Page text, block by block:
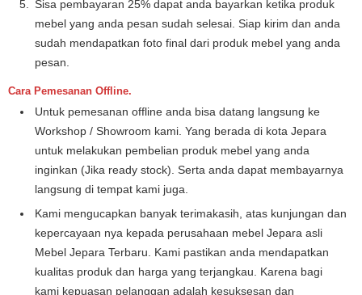
Sisa pembayaran 25% dapat anda bayarkan ketika produk
mebel yang anda pesan sudah selesai. Siap kirim dan anda
sudah mendapatkan foto final dari produk mebel yang anda
pesan.
Cara Pemesanan Offline.
Untuk pemesanan offline anda bisa datang langsung ke
Workshop / Showroom kami. Yang berada di kota Jepara
untuk melakukan pembelian produk mebel yang anda
inginkan (Jika ready stock). Serta anda dapat membayarnya
langsung di tempat kami juga.
Kami mengucapkan banyak terimakasih, atas kunjungan dan
kepercayaan nya kepada perusahaan mebel Jepara asli
Mebel Jepara Terbaru. Kami pastikan anda mendapatkan
kualitas produk dan harga yang terjangkau. Karena bagi
kami kepuasan pelanggan adalah kesuksesan dan